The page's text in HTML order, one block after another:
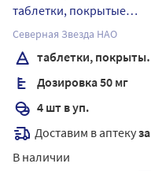
таблетки, покрытые
пленочной оболочкой
Северная Звезда НАО
таблетки, покрытые пленочной оболочкой
Дозировка 50 мг
4 шт в уп.
Доставим в аптекузавтра
В наличии